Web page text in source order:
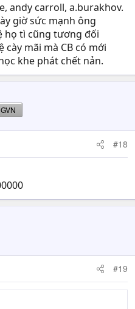
andy carroll, a.burakhov.
giờ sức mạnh ông
họ tì cũng tương đối
mãi mà CB có mới
khe phát chết nản.
#18
#19